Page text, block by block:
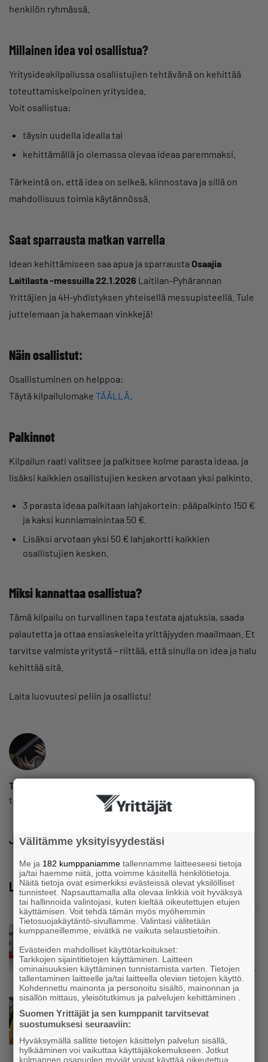
henkilön ryhmässä.
Millainen idea voi osallistua?
Yritysideakilpailussa osallistujien tehtävänä on kehittää
toteuttamiskelpoinen yritysidea.
Voit osallistua:
täysin uudella idealla tai
kehittämällä jo olemassa olevaa ideaa paremmaksi.
Tärkeintä on, että idea on selkeä, kiinnostava ja sillä on
mahdollisuus toimia käytännössä.
Saat sparrausta matkan varrella
Idean kehittämiseen saa apua ja sparrausta Osaajia
Laitilasta -messuilla22.1.2026 Laitilan-Pyhärannan
Yrittäjien ja 4H-yhdistyksen yhteisellä messupisteellä. Tule
juttelemaan ja hakemaan vinkkejä!
Näin osallistut:
Osallistuminen on helppoa:
Täytä kilpailulomake TÄÄLLÄ
Palkinnot
Kilpailun raati valitsee ja palkitsee kolme parasta ideaa, ja
lisäksi kaikkien osallistujien kesken arvotaan yksi palkinto.
3 parasta ideaa palkitaan lahjakortein: pääpalkinto 150 €
ja kaksi kunniamainintaa 50 €.
Lisäksi arvotaan yksi 50 € lahjakortti kaikkien
osallistujien kesken.
Miksi kannattaa osallistua?
Tämä kilpailu on turvallinen tapa testata ajatuksia, saada
palautetta ja ottaa ensiaskeleita yrittäjyyden maailmaan. Et
tarvitse valmista yritystä – riittää, että sinulla on idea ja halu
kehittää sitä.
Laita luovuutesi peliin ja osallistu!
Toimitus
toimitus@yrittajat.fi
Jaa
Lue lisää
Uutinen
Kolmesta syövästä, uupumuksista ja
syömishäiriöstä selvinnyt Mira Rinne: ”Kun
olen katsonut useasti kuolemaa silmiin, olen
oppinut kestämään myös yrittäjyyteen
kuuluvaa epävarmuutta”
Uutinen
Siivousyrittäjän työntekijä joutuu
matkustamaan yli 300 kilometriä
suorittaakseen ajokortin – ”Ei aja syrjäseudun
etua”
Välitämme yksityisyydestäsi
Me ja 182 kumppaniamme tallennamme laitteeseesi tietoja
ja/tai haemme niitä, jotta voimme käsitellä henkilötietoja.
Näitä tietoja ovat esimerkiksi evästeissä olevat yksilölliset
tunnisteet. Napsauttamalla alla olevaa linkkiä voit hyväksyä
tai hallinnoida valintojasi, kuten kieltää oikeutettujen etujen
käyttämisen. Voit tehdä tämän myös myöhemmin
Tietosuojakäytäntö-sivullamme. Valintasi välitetään
kumppaneillemme, eivätkä ne vaikuta selaustietoihin.
Evästeiden mahdolliset käyttötarkoitukset:
Tarkkojen sijaintitietojen käyttäminen. Laitteen
ominaisuuksien käyttäminen tunnistamista varten. Tietojen
tallentaminen laitteelle ja/tai laitteella olevien tietojen käyttö.
Kohdennettu mainonta ja personoitu sisältö, mainonnan ja
sisällön mittaus, yleisötutkimus ja palvelujen kehittäminen .
Suomen Yrittäjät ja sen kumppanit tarvitsevat
suostumuksesi seuraaviin:
Hyväksymällä sallitte tietojen käsittelyn palvelun sisällä,
hylkääminen voi vaikuttaa käyttäjäkokemukseen. Jotkut
kolmannen osapuolen myyjät voivat käyttää oikeutettua